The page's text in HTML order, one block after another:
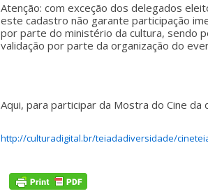
Atenção: com exceção dos delegados
este cadastro não garante participação
por parte do ministério da cultura, sendo
validação por parte da organização do
Aqui, para participar da Mostra do Cine da
http://culturadigital.br/teiadadiversidade/